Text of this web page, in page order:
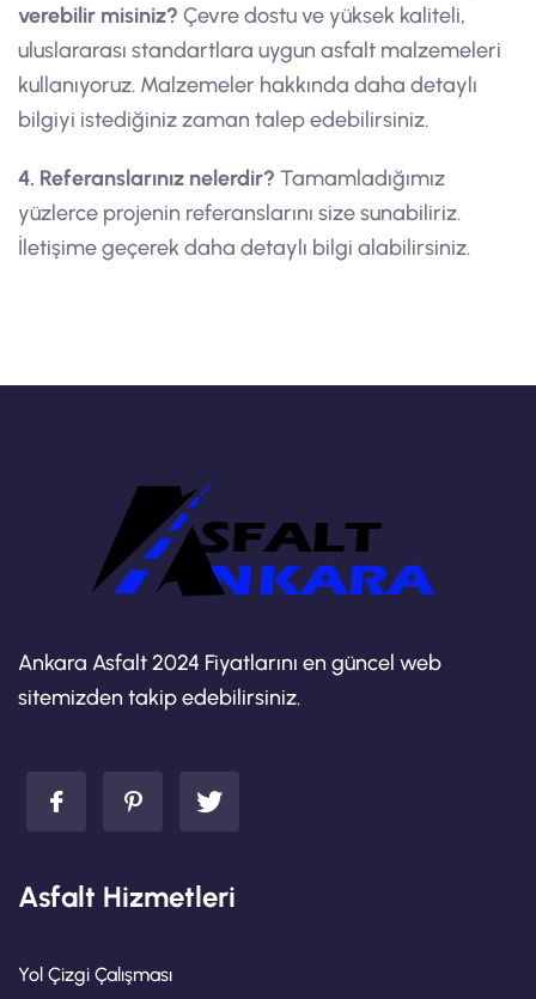
verebilir misiniz? Çevre dostu ve yüksek kaliteli,
uluslararası standartlara uygun asfalt malzemeleri
kullanıyoruz. Malzemeler hakkında daha detaylı
bilgiyi istediğiniz zaman talep edebilirsiniz.
4. Referanslarınız nelerdir? Tamamladığımız
yüzlerce projenin referanslarını size sunabiliriz.
İletişime geçerek daha detaylı bilgi alabilirsiniz.
Ankara Asfalt 2024 Fiyatlarını en güncel web
sitemizden takip edebilirsiniz.
Asfalt Hizmetleri
Yol Çizgi Çalışması